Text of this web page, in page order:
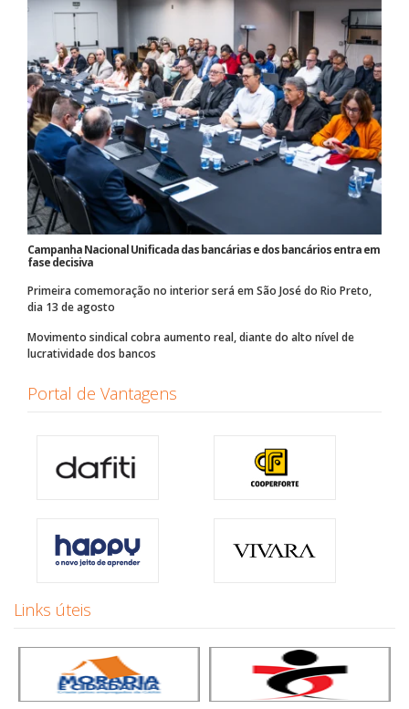
Campanha Nacional Unificada das bancárias e dos bancários entra em
fase decisiva
Primeira comemoração no interior será em São José do Rio Preto,
dia 13 de agosto
Movimento sindical cobra aumento real, diante do alto nível de
lucratividade dos bancos
Portal de Vantagens
Links úteis